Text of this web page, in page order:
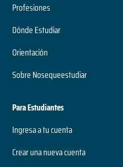
Profesiones
Dónde Estudiar
Orientación
Sobre Nosequeestudiar
Para Estudiantes
Ingresa a tu cuenta
Crear una nueva cuenta